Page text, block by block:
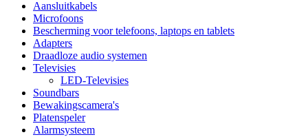
Aansluitkabels
Microfoons
Bescherming voor telefoons, laptops en tablets
Adapters
Draadloze audio systemen
Televisies
LED-Televisies
Soundbars
Bewakingscamera's
Platenspeler
Alarmsysteem